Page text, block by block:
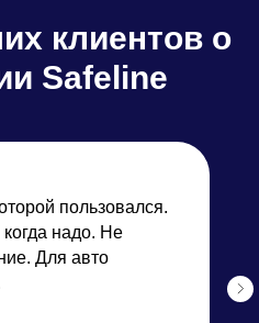
клиентов о
Safeline
пользовался.
надо. Не
Для авто